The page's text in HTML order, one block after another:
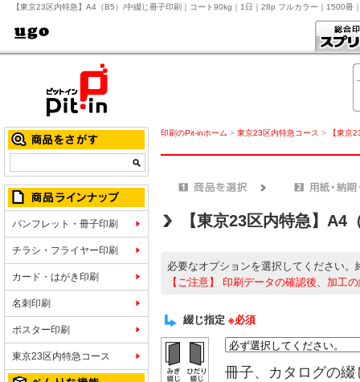
【東京23区内特急】A4（B5）/中綴じ冊子印刷｜コート90kg｜1日｜28p フルカラー｜1500
パンフレット・冊子印刷
チラシ・フライヤー印刷
カード・はがき印刷
名刺印刷
ポスター印刷
東京23区内特急コース
印刷のPit-inホーム > 東京23区内特急コース > 【東京
【東京23区内特急】A4
必要なオプションを選択してください。
【ご注意】
印刷データの確認後、加工
綴じ指定 ※必須
冊子、カタログの